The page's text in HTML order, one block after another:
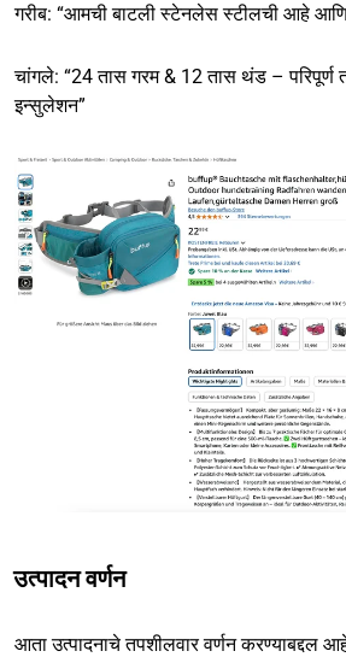
गरीब: “आमची बाटली स्टेनलेस स्टीलची आहे आणि
चांगले: “24 तास गरम & 12 तास थंड – परिपूर्ण
इन्सुलेशन”
उत्पादन वर्णन
आता उत्पादनाचे तपशीलवार वर्णन करण्याबद्दल